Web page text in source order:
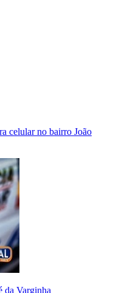
celular no bairro João
da Varginha